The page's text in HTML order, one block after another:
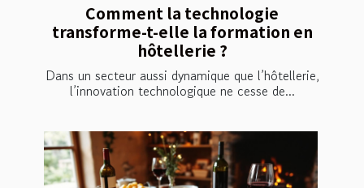
Comment la technologie
transforme-t-elle la formation en
hôtellerie ?
Dans un secteur aussi dynamique que l’hôtellerie,
l’innovation technologique ne cesse de...